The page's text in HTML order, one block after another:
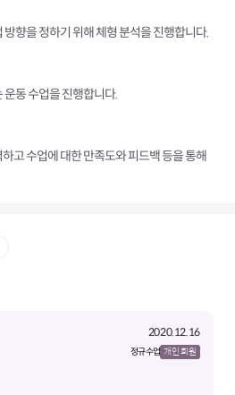
향을 정하기 위해 체형 분석을 진행합니다.
운동 수업을 진행합니다.
고 수업에 대한 만족도와 피드백 등을 통해
2020.12.16
정규 수업 개인 회원